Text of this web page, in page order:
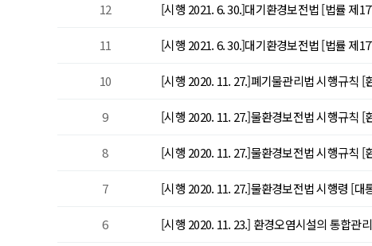
12 [시행 2021. 6. 30.]대기환경보전법 [법률 제
11 [시행 2021. 6. 30.]대기환경보전법 [법률 제
10 [시행 2020. 11. 27.]폐기물관리법 시행규칙
9 [시행 2020. 11. 27.]물환경보전법 시행규칙
8 [시행 2020. 11. 27.]물환경보전법 시행규칙
7 [시행 2020. 11. 27.]물환경보전법 시행령 [
6 [시행 2020. 11. 23.] 환경오염시설의 통합관